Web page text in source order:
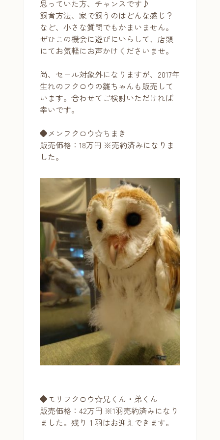
思っていた方、チャンスです♪
飼育方法、家で飼うのはどんな感じ？
など、小さな質問でもかまいません。
ぜひこの機会に遊びにいらして、店頭
にてお気軽にお声かけくださいませ。
尚、セール対象外になりますが、2017年
生れのフクロウの雛ちゃんも販売して
います。合わせてご検討いただければ
幸いです。
◆メンフクロウ☆ちまき
販売価格：18万円 ※売約済みになりま
した。
◆モリフクロウ☆兄くん・弟くん
販売価格：42万円 ※1羽売約済みになり
ました。残り１羽はお迎えできます。